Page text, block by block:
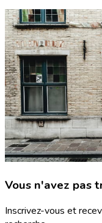
Vous n'avez pas
Inscrivez-vous et